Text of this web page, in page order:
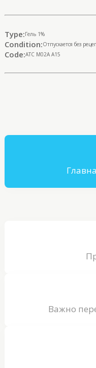
Type:Гель 1%
Condition:Отпускается без
Code:ATC M02A A15
Важно